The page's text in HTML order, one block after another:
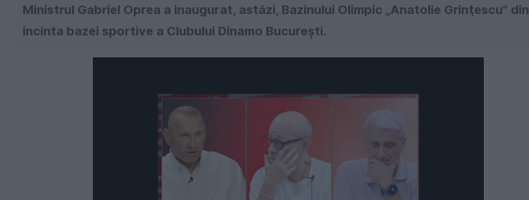
Ministrul Gabriel Oprea a inaugurat, astăzi, Bazinului Olimpic „Anatolie Grinţescu” din
incinta bazei sportive a Clubului Dinamo Bucureşti.